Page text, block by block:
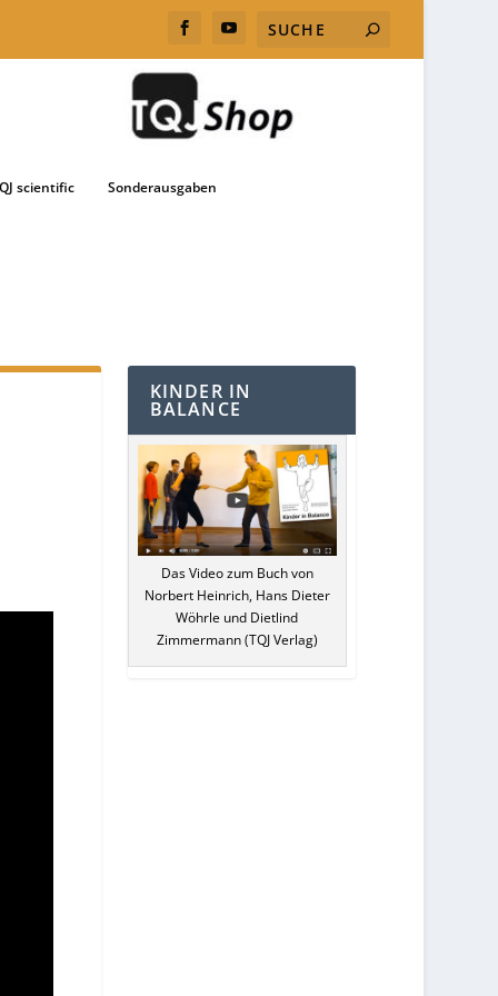
scientific Sonderausgaben
KINDER IN
BALANCE
Das Video zum Buch von
Norbert Heinrich, Hans Dieter
Wöhrle und Dietlind
Zimmermann (TQJ Verlag)